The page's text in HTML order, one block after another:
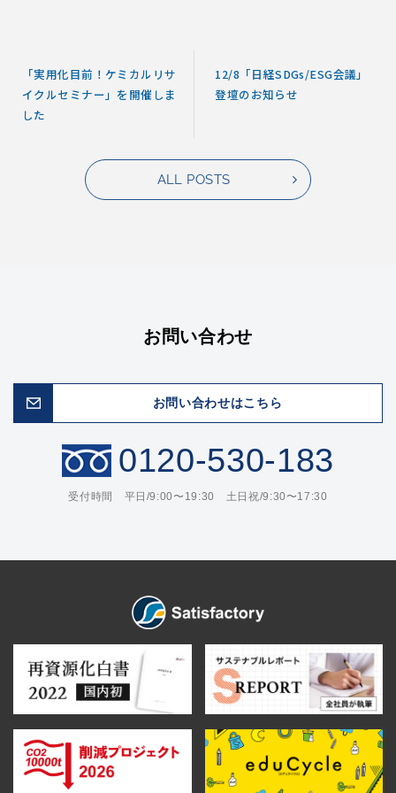
「実用化目前！ケミカルリサ
イクルセミナー」を開催しま
した
12/8「日経SDGs/ESG会議」
登壇のお知らせ
ALL POSTS
お問い合わせ
お問い合わせはこちら
0120-530-183
受付時間 平日/9:00〜19:30 土日祝/9:30〜17:30